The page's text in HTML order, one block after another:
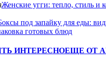
Женские угги: тепло, стиль и
под запайку для еды:
готовых блюд
ИНТЕРЕСНОЕЩЕ ОТ